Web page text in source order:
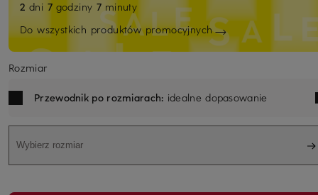
2 dni 7 godziny 7 minuty
Do wszystkich produktów promocyjnych
Rozmiar
Przewodnik po rozmiarach: idealne dopasowanie
Wybierz rozmiar